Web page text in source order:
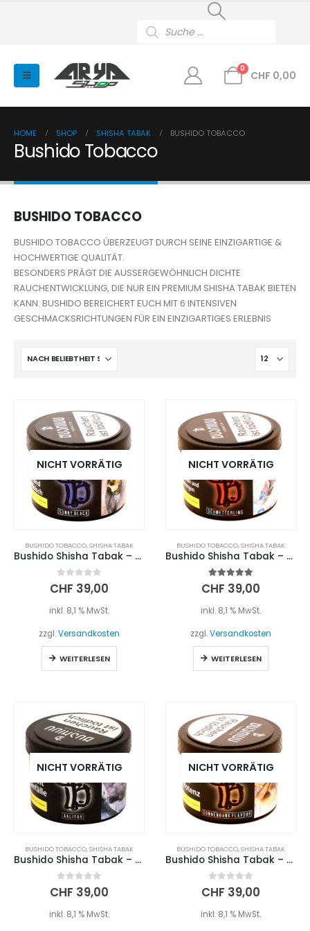
search
0
CHF 0,00
HOME SHOP SHISHA TABAK BUSHIDO TOBACCO
Bushido Tobacco
BUSHIDO TOBACCO
BUSHIDO TOBACCO ÜBERZEUGT DURCH SEINE EINZIGARTIGE &
HOCHWERTIGE QUALITÄT.
BESONDERS PRÄGT DIE AUSSERGEWÖHNLICH DICHTE
RAUCHENTWICKLUNG, DIE NUR EIN PREMIUM SHISHA TABAK BIETEN
KANN. BUSHIDO BEREICHERT EUCH MIT 6 INTENSIVEN
GESCHMACKSRICHTUNGEN FÜR EIN EINZIGARTIGES ERLEBNIS
NICHT VORRÄTIG
BUSHIDO TOBACCO,SHISHA TABAK
Bushido Shisha Tabak – SONNY BLACK (200g)
0out of 5
CHF 39,00
inkl. 8,1 % MwSt.
zzgl.Versandkosten
WEITERLESEN
NICHT VORRÄTIG
BUSHIDO TOBACCO,SHISHA TABAK
Bushido Shisha Tabak – SCHMETTERLING (200g)
5.00 out of 5
CHF 39,00
inkl. 8,1 % MwSt.
zzgl.Versandkosten
WEITERLESEN
NICHT VORRÄTIG
BUSHIDO TOBACCO,SHISHA TABAK
Bushido Shisha Tabak – AALIYAH (200g)
0out of 5
CHF 39,00
inkl. 8,1 % MwSt.
NICHT VORRÄTIG
BUSHIDO TOBACCO,SHISHA TABAK
Bushido Shisha Tabak – SONNENBANK FLAVOUR (200g)
0out of 5
CHF 39,00
inkl. 8,1 % MwSt.